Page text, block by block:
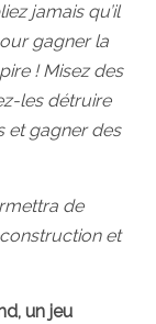
jamais qu’il
gagner la
! Misez des
les détruire
et gagner des
de
et
un jeu